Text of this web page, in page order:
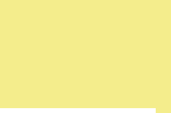
du Chateau d'eau - 31300 Toulouse